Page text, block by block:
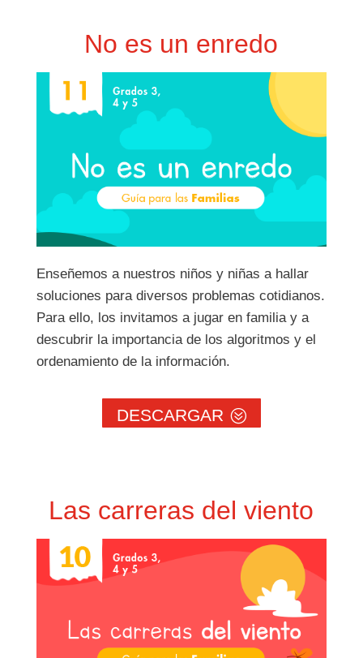
No es un enredo
Enseñemos a nuestros niños y niñas a hallar
soluciones para diversos problemas cotidianos.
Para ello, los invitamos a jugar en familia y a
descubrir la importancia de los algoritmos y el
ordenamiento de la información.
DESCARGAR
Las carreras del viento